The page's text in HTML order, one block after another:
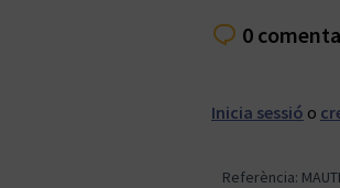
0
Inicia sessió o
Referència: